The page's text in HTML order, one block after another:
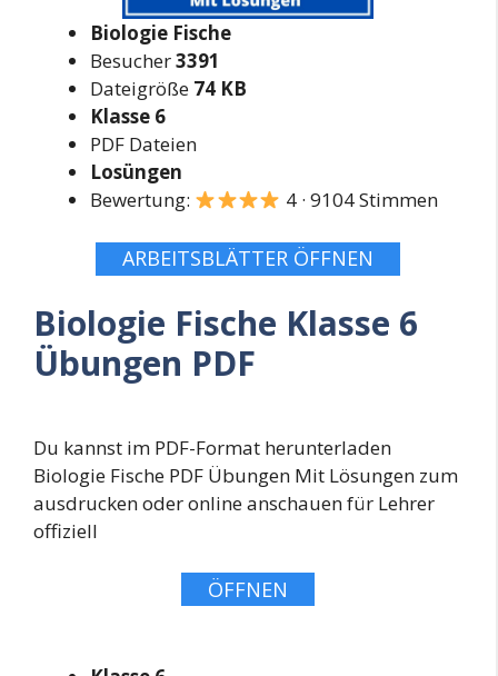
Biologie Fische
Besucher3391
Dateigröße 74 KB
Klasse 6
PDF Dateien
Losüngen
Bewertung:
4 · 9104 Stimmen
ARBEITSBLÄTTER ÖFFNEN
Biologie Fische Klasse 6
Übungen PDF
Du kannst im PDF-Format herunterladen
Biologie Fische PDF Übungen Mit Lösungen zum
ausdrucken oder online anschauen für Lehrer
offiziell
ÖFFNEN